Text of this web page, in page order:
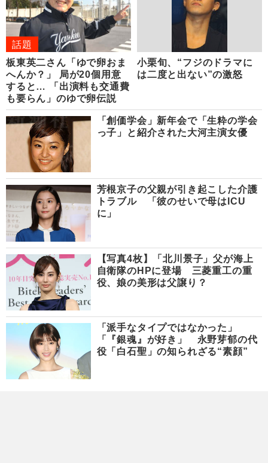
話題
板東英二さん「ゆで卵おま
へんか？」 局が20個用意
すると… 「出演料も交通費
も要らん」のゆで卵伝説
小栗旬、“フジのドラマに
は二度と出ない”の激怒
「創価学会」新年会で「生粋の学会
っ子」と紹介された大河主演女優
芳根京子の父親が引き起こした介護
トラブル 「彼のせいで母はICU
に」
【写真4枚】「北川景子」父が海上
自衛隊のHPに登場 三菱重工の重
役、娘の美形は父譲り？
「派手なタイプではなかった」
「『銀魂』が好き」 永野芽郁の代
役「白石聖」の知られざる“素顔”